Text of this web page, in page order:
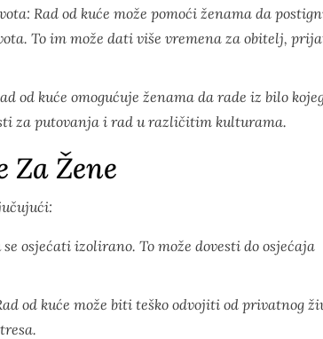
Rad od kuće može pomoći ženama da
To im može dati više vremena za obitelj,
od kuće omogućuje ženama da rade iz bilo
za putovanja i rad u različitim kulturama.
Za Žene
osjećati izolirano. To može dovesti do osjećaja
od kuće može biti teško odvojiti od privatnog